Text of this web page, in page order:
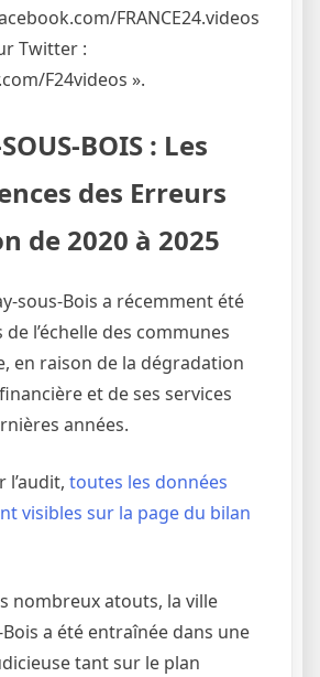
FRANCE24.videos
Twitter :
F24videos ».
BOIS : Les
des Erreurs
de 2020 à 2025
sous-Bois a récemment été
de l’échelle des communes
en raison de la dégradation
et de ses services
années.
l’audit, toutes les données
visibles sur la page du bilan
nombreux atouts, la ville
Bois a été entraînée dans une
tant sur le plan